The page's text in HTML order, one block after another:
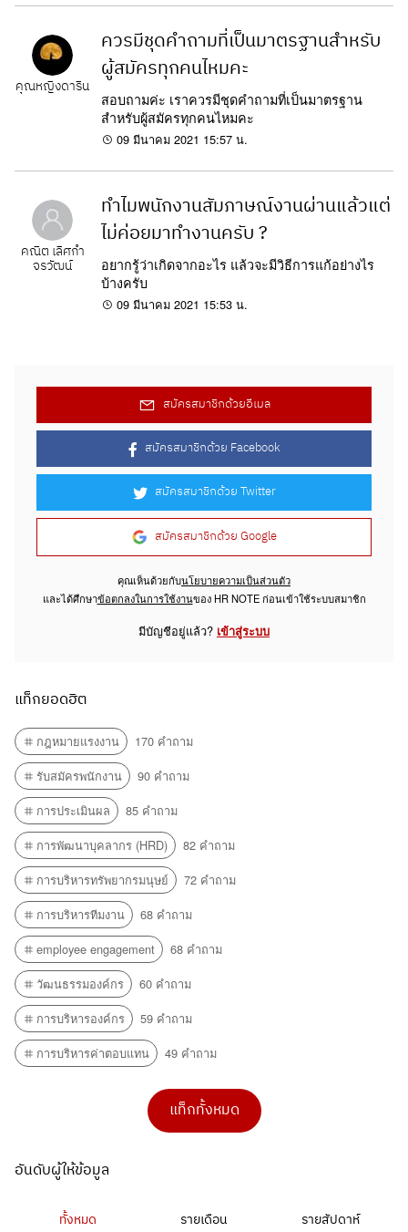
คุณหญิงดาริน
ควรมีชุดคำถามที่เป็นมาตรฐานสำหรับ
ผู้สมัครทุกคนไหมคะ
สอบถามค่ะ เราควรมีชุดคำถามที่เป็นมาตรฐาน
สำหรับผู้สมัครทุกคนไหมคะ
09 มีนาคม 2021 15:57 น.
คณิต เลิศกำ
จรวัฒน์
ทำไมพนักงานสัมภาษณ์งานผ่านแล้วแต่
ไม่ค่อยมาทำงานครับ ?
อยากรู้ว่าเกิดจากอะไร แล้วจะมีวิธีการแก้อย่างไร
บ้างครับ
09 มีนาคม 2021 15:53 น.
สมัครสมาชิกด้วยอีเมล
สมัครสมาชิกด้วย Facebook
สมัครสมาชิกด้วย Twitter
สมัครสมาชิกด้วย Google
คุณเห็นด้วยกับนโยบายความเป็นส่วนตัว
และได้ศึกษาข้อตกลงในการใช้งานของ HR NOTE ก่อนเข้าใช้ระบบสมาชิก
มีบัญชีอยู่แล้ว? เข้าสู่ระบบ
แท็กยอดฮิต
กฎหมายแรงงาน
170 คำถาม
รับสมัครพนักงาน
90 คำถาม
การประเมินผล
85 คำถาม
การพัฒนาบุคลากร (HRD)
82 คำถาม
การบริหารทรัพยากรมนุษย์
72 คำถาม
การบริหารทีมงาน
68 คำถาม
employee engagement
68 คำถาม
วัฒนธรรมองค์กร
60 คำถาม
การบริหารองค์กร
59 คำถาม
การบริหารค่าตอบแทน
49 คำถาม
แท็กทั้งหมด
อันดับผู้ให้ข้อมูล
ทั้งหมด รายเดือน รายสัปดาห์